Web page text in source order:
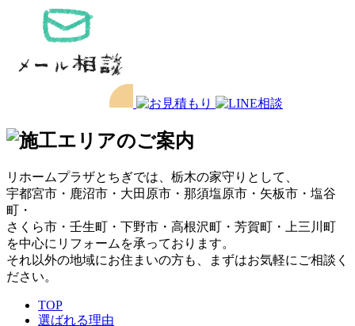
リホームプラザとちぎでは、栃木の家守りとして、
宇都宮市・鹿沼市・大田原市・那須塩原市・矢板市・塩谷
町・
さくら市・壬生町・下野市・高根沢町・芳賀町・上三川町
を中心にリフォームを承っております。
それ以外の地域にお住まいの方も、まずはお気軽にご相談く
ださい。
TOP
選ばれる理由